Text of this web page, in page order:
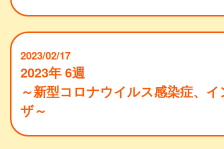
2023/02/17
2023年 6週
～新型コロナウイルス感染症、
ザ～